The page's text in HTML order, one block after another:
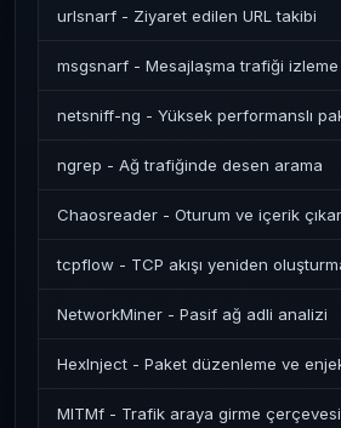
urlsnarf - Ziyaret edilen URL takibi
msgsnarf - Mesajlaşma trafiği izleme
netsniff-ng - Yüksek performanslı
ngrep - Ağ trafiğinde desen arama
Chaosreader - Oturum ve içerik
tcpflow - TCP akışı yeniden
NetworkMiner - Pasif ağ adli analizi
HexInject - Paket düzenleme ve
MITMf - Trafik araya girme çerçevesi